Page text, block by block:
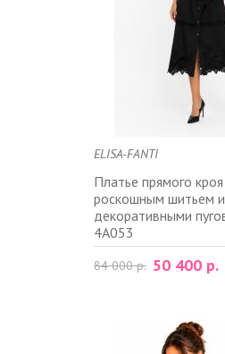
ELISA-FANTI
Платье прямого
роскошным шитьем и
декоративными
4A053
84 000 р. 50 400 р.